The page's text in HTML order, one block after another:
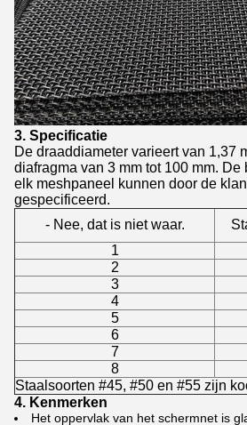
3. Specificatie
De draaddiameter varieert van 1,37
diafragma van 3 mm tot 100 mm. De
elk meshpaneel kunnen door de
gespecificeerd.
- Nee, dat is niet waar.
1
2
3
4
5
6
7
8
Staalsoorten #45, #50 en #55 zijn
4. Kenmerken
Het oppervlak van het schermnet is